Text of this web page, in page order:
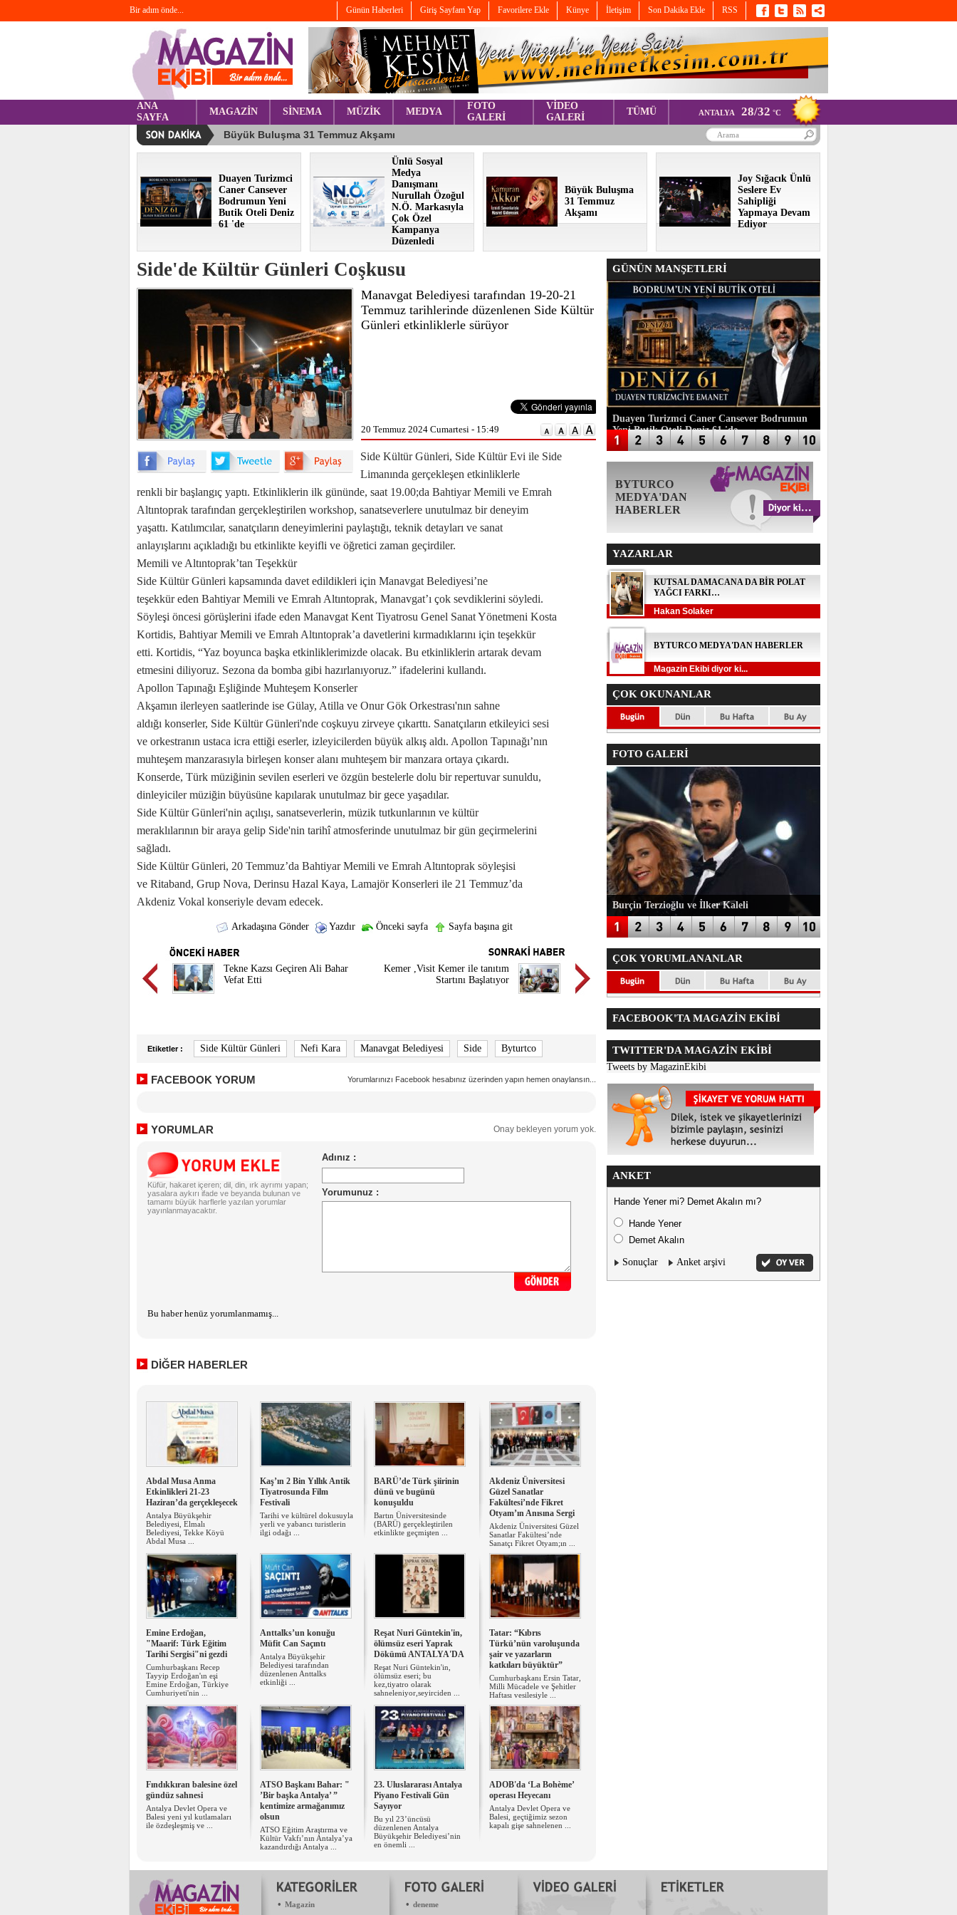
Bir adım önde... Günün Haberleri Giriş Sayfam Yap Favorilere Ekle Künye İletişim Son Dakika Ekle RSS
ANA
SAYFA
MAGAZİN SİNEMA MÜZİK MEDYA
FOTO
GALERİ
VİDEO
GALERİ
TÜMÜ ANTALYA 28/32 °C
Duayen Turizmci
Caner Cansever
Bodrumun Yeni
Butik Oteli Deniz
61 'de
Ünlü Sosyal
Medya
Danışmanı
Nurullah Özoğul
N.Ö. Markasıyla
Çok Özel
Kampanya
Düzenledi
Büyük Buluşma
31 Temmuz
Akşamı
Joy Sığacık Ünlü
Seslere Ev
Sahipliği
Yapmaya Devam
Ediyor
Side'de Kültür Günleri Coşkusu
Manavgat Belediyesi tarafından 19-20-21
Temmuz tarihlerinde düzenlenen Side Kültür
Günleri etkinliklerle sürüyor
20 Temmuz 2024 Cumartesi - 15:49
Side Kültür Günleri, Side Kültür Evi ile Side
Limanında gerçekleşen etkinliklerle
renkli bir başlangıç yaptı. Etkinliklerin ilk gününde, saat 19.00;da Bahtiyar Memili ve Emrah
Altıntoprak tarafından gerçekleştirilen workshop, sanatseverlere unutulmaz bir deneyim
yaşattı. Katılımcılar, sanatçıların deneyimlerini paylaştığı, teknik detayları ve sanat
anlayışlarını açıkladığı bu etkinlikte keyifli ve öğretici zaman geçirdiler.
Memili ve Altıntoprak’tan Teşekkür
Side Kültür Günleri kapsamında davet edildikleri için Manavgat Belediyesi’ne
teşekkür eden Bahtiyar Memili ve Emrah Altıntoprak, Manavgat’ı çok sevdiklerini söyledi.
Söyleşi öncesi görüşlerini ifade eden Manavgat Kent Tiyatrosu Genel Sanat Yönetmeni Kosta
Kortidis, Bahtiyar Memili ve Emrah Altıntoprak’a davetlerini kırmadıklarını için teşekkür
etti. Kortidis, “Yaz boyunca başka etkinliklerimizde olacak. Bu etkinliklerin artarak devam
etmesini diliyoruz. Sezona da bomba gibi hazırlanıyoruz.” ifadelerini kullandı.
Apollon Tapınağı Eşliğinde Muhteşem Konserler
Akşamın ilerleyen saatlerinde ise Gülay, Atilla ve Onur Gök Orkestrası'nın sahne
aldığı konserler, Side Kültür Günleri'nde coşkuyu zirveye çıkarttı. Sanatçıların etkileyici sesi
ve orkestranın ustaca icra ettiği eserler, izleyicilerden büyük alkış aldı. Apollon Tapınağı’nın
muhteşem manzarasıyla birleşen konser alanı muhteşem bir manzara ortaya çıkardı.
Konserde, Türk müziğinin sevilen eserleri ve özgün bestelerle dolu bir repertuvar sunuldu,
dinleyiciler müziğin büyüsüne kapılarak unutulmaz bir gece yaşadılar.
Side Kültür Günleri'nin açılışı, sanatseverlerin, müzik tutkunlarının ve kültür
meraklılarının bir araya gelip Side'nin tarihî atmosferinde unutulmaz bir gün geçirmelerini
sağladı.
Side Kültür Günleri, 20 Temmuz’da Bahtiyar Memili ve Emrah Altıntoprak söyleşisi
ve Ritaband, Grup Nova, Derinsu Hazal Kaya, Lamajör Konserleri ile 21 Temmuz’da
Akdeniz Vokal konseriyle devam edecek.
Arkadaşına Gönder Yazdır Önceki sayfa Sayfa başına git
Tekne Kazsı Geçiren Ali Bahar
Vefat Etti
Kemer ,Visit Kemer ile tanıtım
Startını Başlatıyor
Etiketler : Side Kültür Günleri Nefi Kara Manavgat Belediyesi Side Byturtco
FACEBOOK YORUM Yorumlarınızı Facebook hesabınız üzerinden yapın hemen onaylansın...
YORUMLAR Onay bekleyen yorum yok.
Küfür, hakaret içeren; dil, din, ırk ayrımı yapan;
yasalara aykırı ifade ve beyanda bulunan ve
tamamı büyük harflerle yazılan yorumlar
yayınlanmayacaktır.
Bu haber henüz yorumlanmamış...
DİĞER HABERLER
Abdal Musa Anma
Etkinlikleri 21-23
Haziran’da gerçekleşecek
Antalya Büyükşehir
Belediyesi, Elmalı
Belediyesi, Tekke Köyü
Abdal Musa ...
Kaş’ın 2 Bin Yıllık Antik
Tiyatrosunda Film
Festivali
Tarihi ve kültürel dokusuyla
yerli ve yabancı turistlerin
ilgi odağı ...
BARÜ’de Türk şiirinin
dünü ve bugünü
konuşuldu
Bartın Üniversitesinde
(BARÜ) gerçekleştirilen
etkinlikte geçmişten ...
Akdeniz Üniversitesi
Güzel Sanatlar
Fakültesi’nde Fikret
Otyam’ın Anısına Sergi
Akdeniz Üniversitesi Güzel
Sanatlar Fakültesi’nde
Sanatçı Fikret Otyam;ın ...
Emine Erdoğan,
"Maarif: Türk Eğitim
Tarihi Sergisi"ni gezdi
Cumhurbaşkanı Recep
Tayyip Erdoğan'ın eşi
Emine Erdoğan, Türkiye
Cumhuriyeti'nin ...
Anttalks’un konuğu
Müfit Can Saçıntı
Antalya Büyükşehir
Belediyesi tarafından
düzenlenen Anttalks
etkinliği ...
Reşat Nuri Güntekin'in,
ölümsüz eseri Yaprak
Dökümü ANTALYA'DA
Reşat Nuri Güntekin'in,
ölümsüz eseri; bu
kez,tiyatro olarak
sahneleniyor,seyirciden ...
Tatar: “Kıbrıs
Türkü’nün varoluşunda
şair ve yazarların
katkıları büyüktür”
Cumhurbaşkanı Ersin Tatar,
Milli Mücadele ve Şehitler
Haftası vesilesiyle ...
Fındıkkıran balesine özel
gündüz sahnesi
Antalya Devlet Opera ve
Balesi yeni yıl kutlamaları
ile özdeşleşmiş ve ...
ATSO Başkanı Bahar: "
’Bir başka Antalya’ ”
kentimize armağanımız
olsun
ATSO Eğitim Araştırma ve
Kültür Vakfı’nın Antalya’ya
kazandırdığı Antalya ...
23. Uluslararası Antalya
Piyano Festivali Gün
Sayıyor
Bu yıl 23’üncüsü
düzenlenen Antalya
Büyükşehir Belediyesi’nin
en önemli ...
ADOB'da ‘La Bohème’
operası Heyecanı
Antalya Devlet Opera ve
Balesi, geçtiğimiz sezon
kapalı gişe sahnelenen ...
GÜNÜN MANŞETLERİ
Duayen Turizmci Caner Cansever Bodrumun
Yeni Butik Oteli Deniz 61 'de
BYTURCO
MEDYA'DAN
HABERLER
YAZARLAR
KUTSAL DAMACANA DA BİR POLAT
YAĞCI FARKI…
Hakan Solaker
BYTURCO MEDYA'DAN HABERLER
Magazin Ekibi diyor ki...
ÇOK OKUNANLAR
FOTO GALERİ
Burçin Terzioğlu ve İlker Kaleli
ÇOK YORUMLANANLAR
FACEBOOK'TA MAGAZİN EKİBİ
TWITTER'DA MAGAZİN EKİBİ
Tweets by MagazinEkibi
ANKET
Hande Yener mi? Demet Akalın mı?
Hande Yener
Demet Akalın
Sonuçlar Anket arşivi
• Magazin • deneme